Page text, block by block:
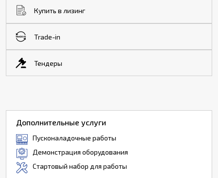
Купить в лизинг
Trade-in
Тендеры
Дополнительные услуги
Пусконаладочные работы
Демонстрация оборудования
Стартовый набор для работы